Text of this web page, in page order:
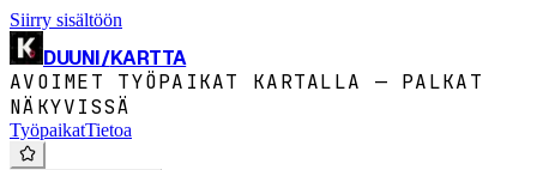
Siirry sisältöön
DUUNI/KARTTA
AVOIMET TYÖPAIKAT KARTALLA — PALKAT
NÄKYVISSÄ
TyöpaikatTietoa